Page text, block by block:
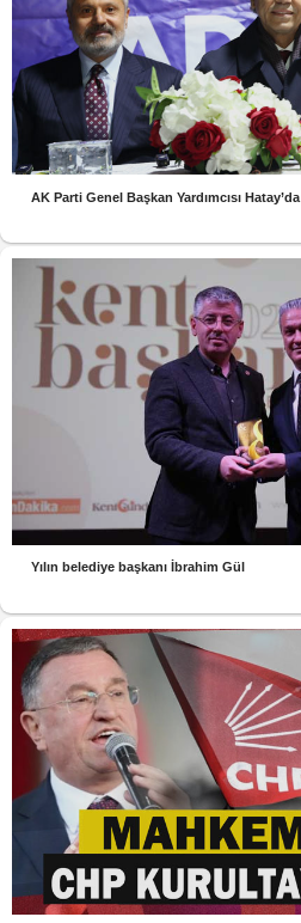
AK Parti Genel Başkan Yardımcısı Hatay’da
Yılın belediye başkanı İbrahim Gül